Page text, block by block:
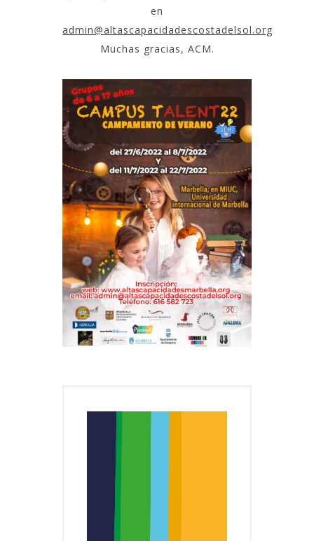
en
admin@altascapacidadescostadelsol.org
Muchas gracias, ACM.